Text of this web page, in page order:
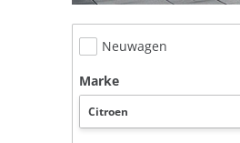
Neuwagen
Marke